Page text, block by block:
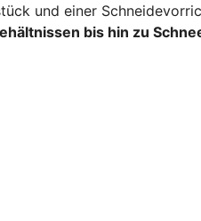
und einer
bis hin zu